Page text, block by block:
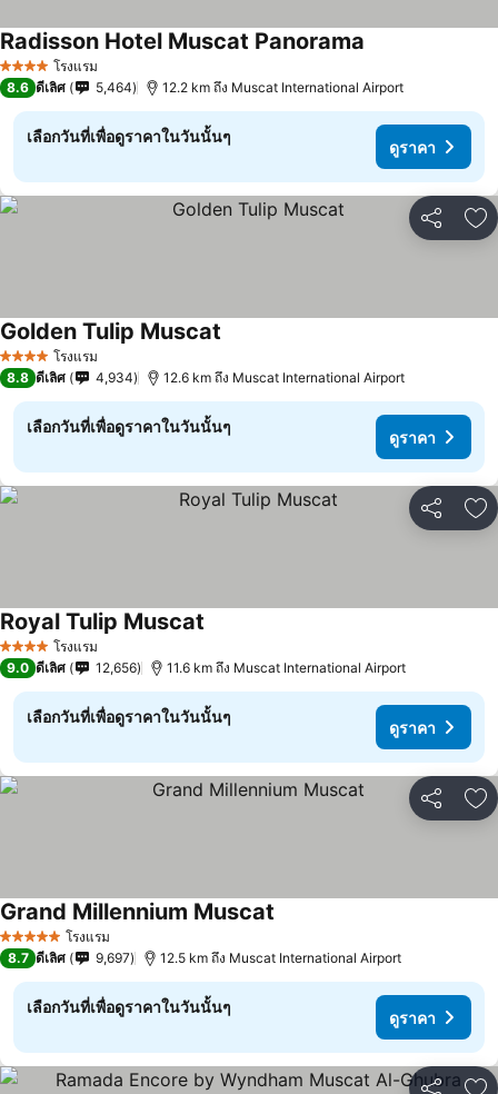
4 ดาว โรงแรม
Radisson Hotel Muscat Panorama
8.6 ดีเลิศ 5,464 12.2 km ถึง Muscat International Airport
เลือกวันที่เพื่อดูราคาในวันนั้นๆ
ดูราคา
แชร์ เ
4 ดาว โรงแรม
Golden Tulip Muscat
8.8 ดีเลิศ 4,934 12.6 km ถึง Muscat International Airport
เลือกวันที่เพื่อดูราคาในวันนั้นๆ
ดูราคา
แชร์ เ
4 ดาว โรงแรม
Royal Tulip Muscat
9.0 ดีเลิศ 12,656 11.6 km ถึง Muscat International Airport
เลือกวันที่เพื่อดูราคาในวันนั้นๆ
ดูราคา
แชร์ เ
5 ดาว โรงแรม
Grand Millennium Muscat
8.7 ดีเลิศ 9,697 12.5 km ถึง Muscat International Airport
เลือกวันที่เพื่อดูราคาในวันนั้นๆ
ดูราคา